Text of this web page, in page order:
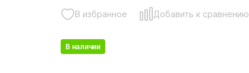
В избранное Добавить к сравнению
В наличии